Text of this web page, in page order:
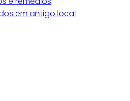
em antigo local